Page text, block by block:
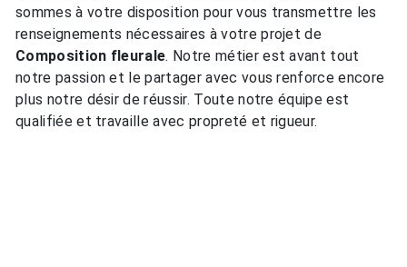
sommes à votre disposition pour vous transmettre les
renseignements nécessaires à votre projet de
Composition fleurale. Notre métier est avant tout
notre passion et le partager avec vous renforce encore
plus notre désir de réussir. Toute notre équipe est
qualifiée et travaille avec propreté et rigueur.